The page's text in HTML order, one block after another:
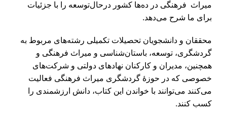
میراث فرهنگی در ده‌­ها کشور درحال‌توسعه را با جزئیات
برای ما شرح می‌دهد.
محققان و دانشجویان تحصیلات تکمیلی رشته­‌های مربوط به
گردشگری، توسعه، باستان­‌شناسی و میراث فرهنگی و
همچنین، مدیران و کارکنان نهادهای دولتی و شرکت­‌های
خصوصی که در حوزۀ گردشگری میراث فرهنگی فعالیت
می‌­کنند می­‌توانند با خواندن این کتاب، دانش ارزشمندی را
کسب کنند.